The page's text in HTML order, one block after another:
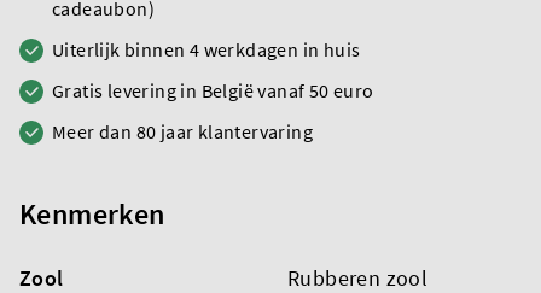
cadeaubon)
Uiterlijk binnen 4 werkdagen in huis
Gratis levering in België vanaf 50 euro
Meer dan 80 jaar klantervaring
Kenmerken
Zool Rubberen zool